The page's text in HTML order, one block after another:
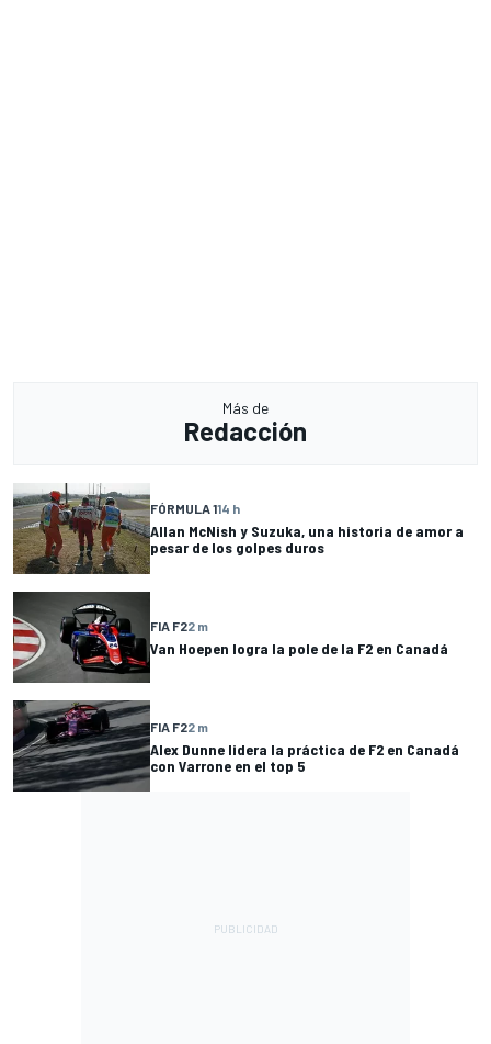
Más de
Redacción
FÓRMULA 114 h
Allan McNish y Suzuka, una historia de amor a
pesar de los golpes duros
FIA F22 m
Van Hoepen logra la pole de la F2 en Canadá
FIA F22 m
Alex Dunne lidera la práctica de F2 en Canadá
con Varrone en el top 5